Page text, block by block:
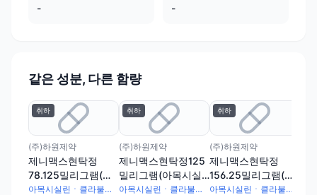
- -
같은 성분, 다른 함량
취하
(주)하원제약
제니맥스현탁정
78.125밀리그램(아
목시실린·클라불란
아목시실린ㆍ클라불란산칼륨(4 78.125mg
취하
(주)하원제약
제니맥스현탁정125
밀리그램(아목시실
린·클라불란산칼륨
아목시실린ㆍ클라불란산칼륨(4 125mg
취하
(주)하원제약
제니맥스현탁정
156.25밀리그램(아
목시실린·클라불란
아목시실린ㆍ클라불란산칼륨(4 156.25mg